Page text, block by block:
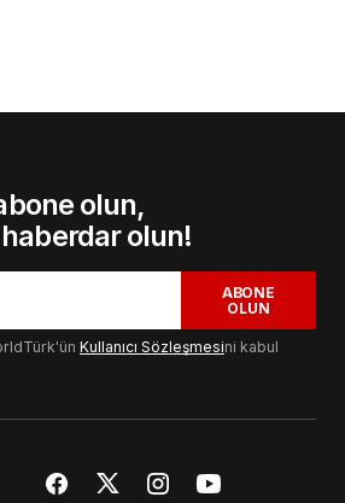
olun,
olun!
ABONE
OLUN
Kullanıcı Sözleşmesini kabul